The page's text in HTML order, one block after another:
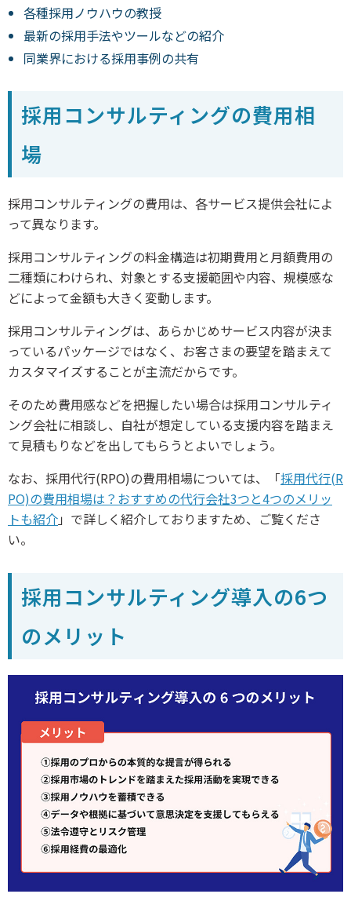
各種採用ノウハウの教授
最新の採用手法やツールなどの紹介
同業界における採用事例の共有
採用コンサルティングの費用相
場
採用コンサルティングの費用は、各サービス提供会社によ
って異なります。
採用コンサルティングの料金構造は初期費用と月額費用の
二種類にわけられ、対象とする支援範囲や内容、規模感な
どによって金額も大きく変動します。
採用コンサルティングは、あらかじめサービス内容が決ま
っているパッケージではなく、お客さまの要望を踏まえて
カスタマイズすることが主流だからです。
そのため費用感などを把握したい場合は採用コンサルティ
ング会社に相談し、自社が想定している支援内容を踏まえ
て見積もりなどを出してもらうとよいでしょう。
なお、採用代行(RPO)の費用相場については、「採用代行(R
PO)の費用相場は？おすすめの代行会社3つと4つのメリッ
トも紹介」で詳しく紹介しておりますため、ご覧くださ
い。
採用コンサルティング導入の6つ
のメリット